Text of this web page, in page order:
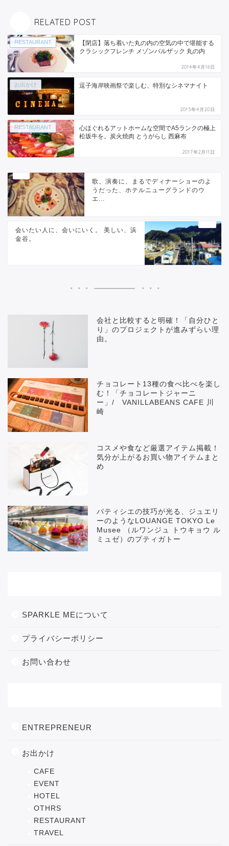
RELATED POST
RESTAURANT
【閉店】落ち着いた丸の内の空気の中で堪能する
クラシックフレンチ メゾンバルザック 丸の内
2014年4月16日
お出かけ 逗子海岸映画祭で楽しむ、特別なシネマナイト
2015年4月20日
RESTAURANT
心ほぐれるアットホームな空間でA5ランクの極上
松坂牛を。炭火焼肉 とうがらし 西麻布
2017年2月11日
歌、演奏に、まるでディナーショーのよ
うだった、ホテルニューグランドのウ
エ...
会いたい人に、会いにいく。 美しい、浜
金谷。
会社と比較すると明確！「自分ひと
り」のプロジェクトが進みずらい理
由。
チョコレート13種の食べ比べを楽し
む！「チョコレートジャーニ
ー」/ VANILLABEANS CAFE 川
崎
コスメや食など厳選アイテム掲載！
気分が上がるお買い物アイテムまと
め
パティシエの技巧が光る、ジュエリ
ーのようなLOUANGE TOKYO Le
Musee （ルワンジュ トウキョウ ル
ミュゼ）のプティガトー
SPARKLE MEについて
プライバシーポリシー
お問い合わせ
ENTREPRENEUR
お出かけ
CAFE
EVENT
HOTEL
OTHRS
RESTAURANT
TRAVEL